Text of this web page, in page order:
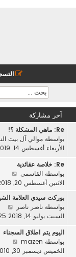
آخر مشاركة
Re: ماهي المشكلة ؟!
بواسطة موالي آل بيت
الأربعاء أغسطس 14, 2019 12:50 pm
Re: خلاصة عقائدية
بواسطة القاسمى
ا
د
آ
خ
م
ش
الاثنين أغسطس 20, 2018 11:56 pm
بوركت سيدي العلامة
بواسطة ناصر ناصر
ا
د
خ
السبت يوليو 14, 2018 2:25 am
اليوم يتم اطلاق السجناء
بواسطة mazen
الخميس ديسمبر 30, 2010 6:04 pm